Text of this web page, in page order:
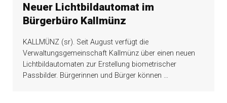
Neuer Lichtbildautomat im
Bürgerbüro Kallmünz
KALLMÜNZ (sr). Seit August verfügt die
Verwaltungsgemeinschaft Kallmünz über einen neuen
Lichtbildautomaten zur Erstellung biometrischer
Passbilder. Bürgerinnen und Bürger können …